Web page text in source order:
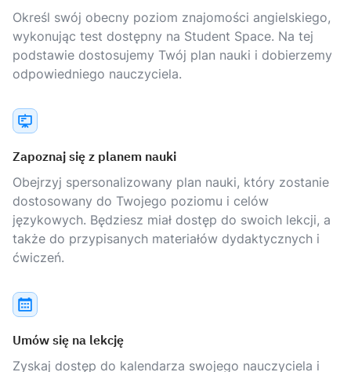
Określ swój obecny poziom znajomości angielskiego,
wykonując test dostępny na Student Space. Na tej
podstawie dostosujemy Twój plan nauki i dobierzemy
odpowiedniego nauczyciela.
Zapoznaj się z planem nauki
Obejrzyj spersonalizowany plan nauki, który zostanie
dostosowany do Twojego poziomu i celów
językowych. Będziesz miał dostęp do swoich lekcji, a
także do przypisanych materiałów dydaktycznych i
ćwiczeń.
Umów się na lekcję
Zyskaj dostęp do kalendarza swojego nauczyciela i